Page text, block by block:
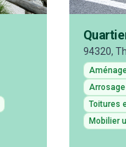
94320,
Toitures
Mobilier